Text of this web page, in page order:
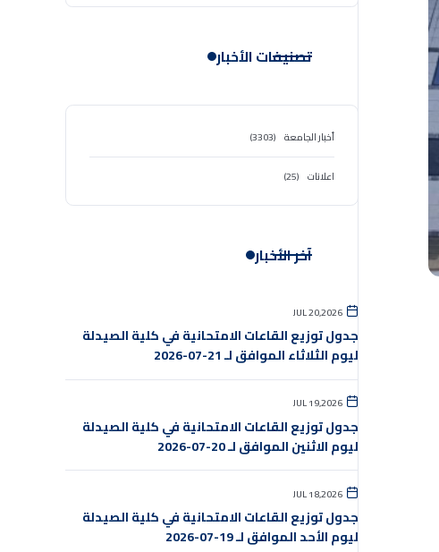
تصنيفات الأخبار
أخبار الجامعة (3303)
اعلانات (25)
آخر الأخبار
JUL 20,2026
جدول توزيع القاعات الامتحانية في كلية الصيدلة
ليوم الثلاثاء الموافق لـ 21-07-2026
JUL 19,2026
جدول توزيع القاعات الامتحانية في كلية الصيدلة
ليوم الاثنين الموافق لـ 20-07-2026
JUL 18,2026
جدول توزيع القاعات الامتحانية في كلية الصيدلة
ليوم الأحد الموافق لـ 19-07-2026